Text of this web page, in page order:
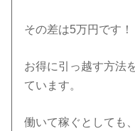
その差は5万円です！
お得に引っ越す方法
ています。
働いて稼ぐとしても